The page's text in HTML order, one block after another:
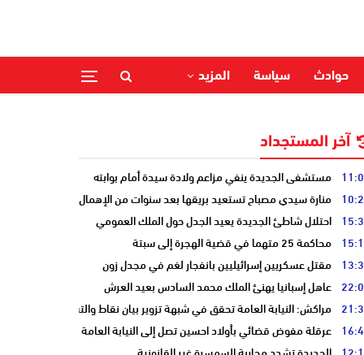
حوادث سياسة المزيد
آخر المستجداد
مستشفى الجديدة ينفي مزاعم ولادة سيدة أمام بوابته
منارة سيدي مصباح تستعيد بريقها بعد سنوات من الإهمال
احتلال شاطئ الجديدة يعيد الجدل حول الملك العمومي
محاكمة 25 متهما في قضية الهجرة إلى سبتة
مقتل عسكريين إسرائيليين بانفجار لغم في مجدل زون
عاهل إسبانيا يهنئ الملك محمد السادس بعيد العرش
مراكش: النيابة العامة تحقق في شبهة تزوير بيان نقاط والتشهير بطالب
عرقلة مفوض قضائي بأولاد احسين تصل إلى النيابة العامة